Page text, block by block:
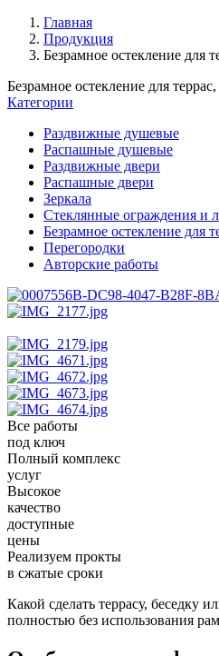
Главная
Продукция
Безрамное остекление для
Безрамное остекление для
Категории
Раздвижные душевые
Распашные душевые
Раздвижные двери
Распашные двери
Зеркала
Стеклянные ограждения и
Безрамное остекление для
Перегородки
Авторские работы
Все работы
под ключ
Полный комплекс
услуг
Высокое
качество
доступные
цены
Реализуем прокты
в сжатые сроки
Какой сделать террасу, беседку
полностью без использования